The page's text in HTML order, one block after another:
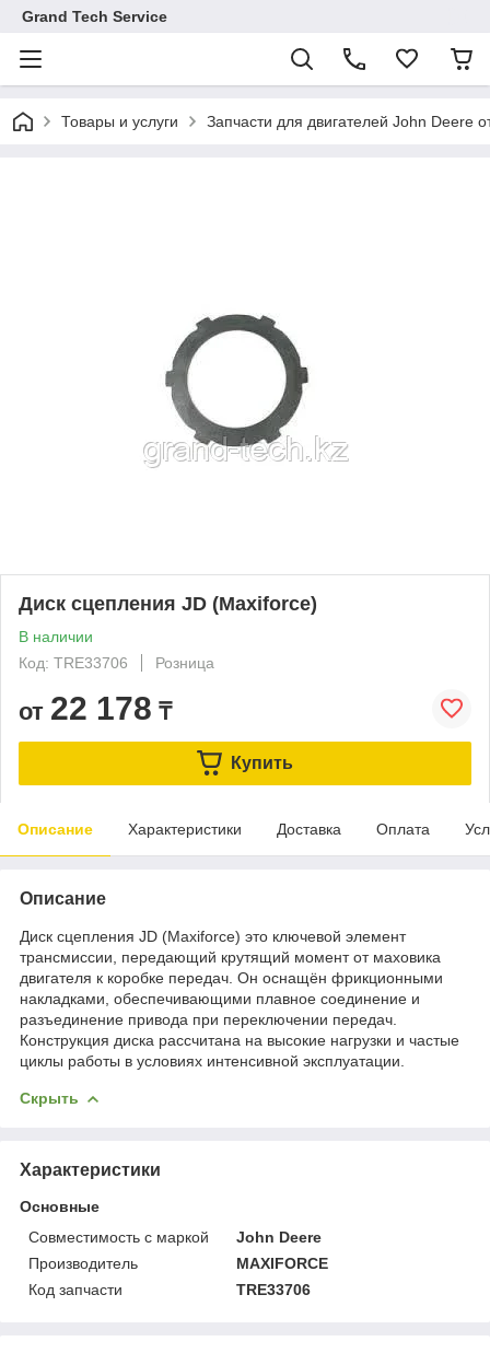
Grand Tech Service
Товары и услуги Запчасти для двигателей John Deere
Диск сцепления JD (Maxiforce)
В наличии
Код: TRE33706
Розница
от 22 178 ₸
Купить
Описание Характеристики Доставка Оплата
Описание
Диск сцепления JD (Maxiforce) это ключевой элемент
трансмиссии, передающий крутящий момент от маховика
двигателя к коробке передач. Он оснащён фрикционными
накладками, обеспечивающими плавное соединение и
разъединение привода при переключении передач.
Конструкция диска рассчитана на высокие нагрузки и частые
циклы работы в условиях интенсивной эксплуатации.
Скрыть
Характеристики
Основные
Совместимость с маркой
John Deere
Производитель
MAXIFORCE
Код запчасти
TRE33706